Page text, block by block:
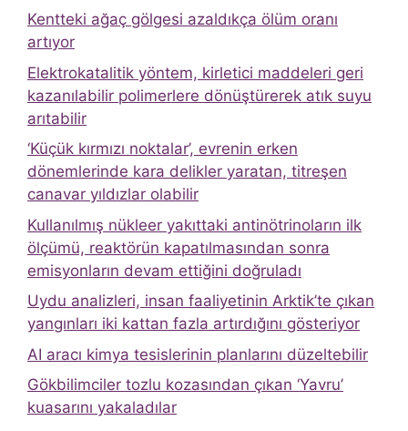
Kentteki ağaç gölgesi azaldıkça ölüm oranı
artıyor
Elektrokatalitik yöntem, kirletici maddeleri geri
kazanılabilir polimerlere dönüştürerek atık suyu
arıtabilir
‘Küçük kırmızı noktalar’, evrenin erken
dönemlerinde kara delikler yaratan, titreşen
canavar yıldızlar olabilir
Kullanılmış nükleer yakıttaki antinötrinoların ilk
ölçümü, reaktörün kapatılmasından sonra
emisyonların devam ettiğini doğruladı
Uydu analizleri, insan faaliyetinin Arktik’te çıkan
yangınları iki kattan fazla artırdığını gösteriyor
AI aracı kimya tesislerinin planlarını düzeltebilir
Gökbilimciler tozlu kozasından çıkan ‘Yavru’
kuasarını yakaladılar